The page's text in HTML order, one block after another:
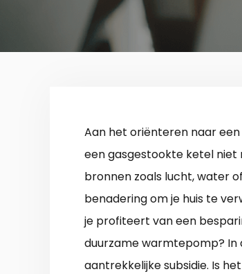
Aan het oriënteren naar een
een gasgestookte ketel niet
bronnen zoals lucht, water
benadering om je huis te
je profiteert van een
duurzame warmtepomp? In
aantrekkelijke subsidie. Is